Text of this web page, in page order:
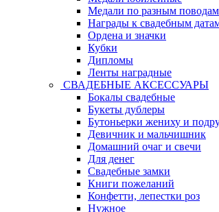
Медали по разным поводам
Награды к свадебным
Ордена и значки
Кубки
Дипломы
Ленты наградные
СВАДЕБНЫЕ АКСЕССУАРЫ
Бокалы свадебные
Букеты дублеры
Бутоньерки жениху и
Девичник и мальчишник
Домашний очаг и свечи
Для денег
Свадебные замки
Книги пожеланий
Конфетти, лепестки роз
Нужное